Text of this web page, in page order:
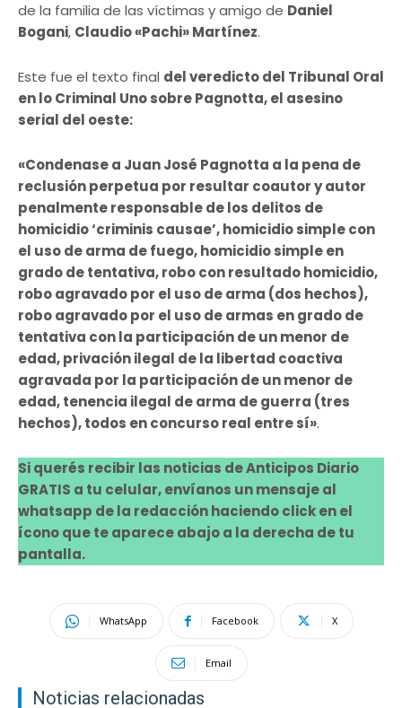
de la familia de las víctimas y amigo de Daniel
Bogani, Claudio «Pachi» Martínez.
Este fue el texto final del veredicto del Tribunal Oral
en lo Criminal Uno sobre Pagnotta, el asesino
serial del oeste:
«Condenase a Juan José Pagnotta a la pena de
reclusión perpetua por resultar coautor y autor
penalmente responsable de los delitos de
homicidio ‘criminis causae’, homicidio simple con
el uso de arma de fuego, homicidio simple en
grado de tentativa, robo con resultado homicidio,
robo agravado por el uso de arma (dos hechos),
robo agravado por el uso de armas en grado de
tentativa con la participación de un menor de
edad, privación ilegal de la libertad coactiva
agravada por la participación de un menor de
edad, tenencia ilegal de arma de guerra (tres
hechos), todos en concurso real entre sí».
Si querés recibir las noticias de Anticipos Diario
GRATIS a tu celular, envíanos un mensaje al
whatsapp de la redacción haciendo click en el
ícono que te aparece abajo a la derecha de tu
pantalla.
WhatsApp Facebook X
Email
Noticias relacionadas